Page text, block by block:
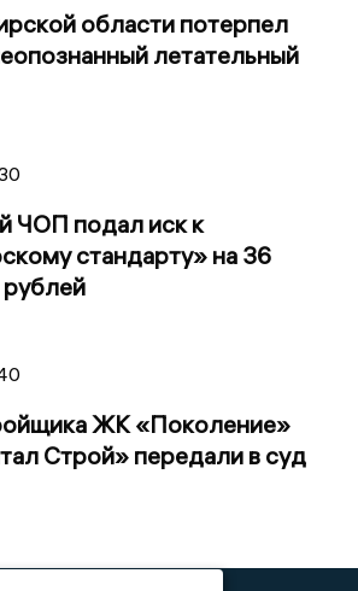
области потерпел
летательный
ЧОП подал иск к
стандарту» на 36
ЖК «Поколение»
Строй» передали в суд